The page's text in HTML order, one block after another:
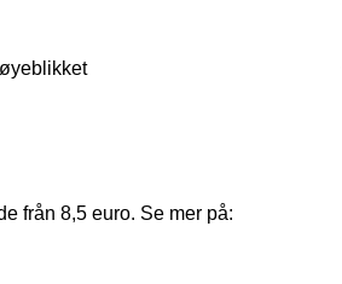
från 8,5 euro. Se mer på: